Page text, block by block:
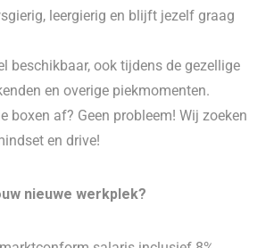
leergierig en blijft jezelf graag
beschikbaar, ook tijdens de gezellige
en overige piekmomenten.
boxen af? Geen probleem! Wij zoeken
en drive!
nieuwe werkplek?